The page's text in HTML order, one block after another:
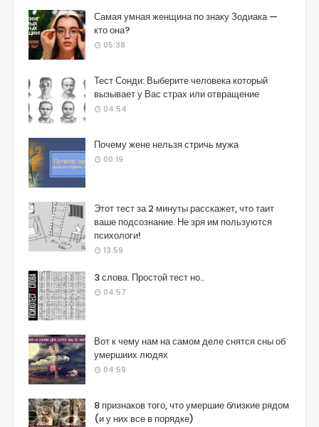
Самая умная женщина по знаку Зодиака —
кто она?
05:38
Тест Сонди: Выберите человека который
вызывает у Вас страх или отвращение
04:54
Почему жене нельзя стричь мужа
00:19
Этот тест за 2 минуты расскажет, что таит
ваше подсознание. Не зря им пользуются
психологи!
13:59
3 слова. Простой тест но..
04:57
Вот к чему нам на самом деле снятся сны об
умершиих людях
04:59
8 признаков того, что умершие близкие рядом
(и у них все в порядке)